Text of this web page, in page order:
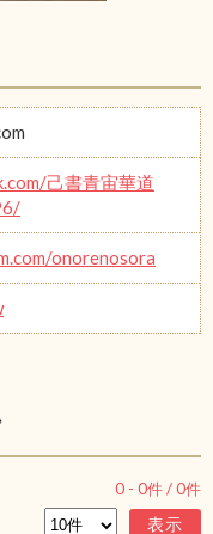
己書青宙華道
onorenosora
0 - 0件 /0件